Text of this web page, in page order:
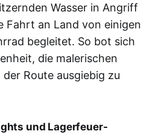
Wasser in Angriff
Fahrt an Land von einigen
begleitet. So bot sich
die malerischen
Route ausgiebig zu
und Lagerfeuer-